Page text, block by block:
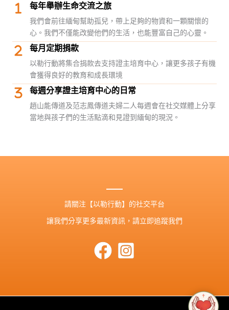
每年舉辦生命交流之旅
我們會前往緬甸幫助孤兒，帶上足夠的物資和一顆關懷的
心。我們不僅能改變他們的生活，也能豐富自己的心靈。
每月定期捐款
以勒行動將集合捐款去支持證主培育中心，讓更多孩子有機
會獲得良好的教育和成長環境
每週分享證主培育中心的日常
趙山能傳道及范志鳳傳道夫婦二人每週會在社交媒體上分享
當地與孩子們的生活點滴和見證到緬甸的現況。
請關注【以勒行動】的社交平台
讓我們分享更多最新資訊，請立即追蹤我們